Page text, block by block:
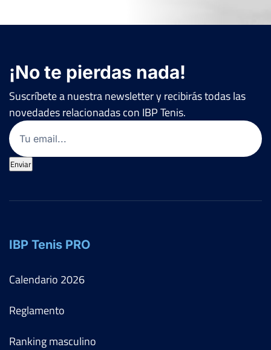
¡No te pierdas nada!
Suscríbete a nuestra newsletter y recibirás todas las
novedades relacionadas con IBP Tenis.
Email
Enviar
IBP Tenis PRO
Calendario 2026
Reglamento
Ranking masculino